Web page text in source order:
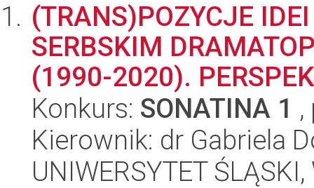
(TRANS)POZYCJE
SERBSKIM
(1990-2020).
Konkurs: SONATINA 1
Kierownik: dr Gabriela
UNIWERSYTET